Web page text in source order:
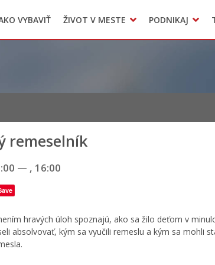
Zmluvy, faktúry a objednávky
VYBAVIŤ ŽIVOT V MESTE
Odpady, verejné priestranstváPODNIKAJ
Accommodation
remeselník
— , 16:00
hravých úloh spoznajú, ako sa žilo deťom v
absolvovať, kým sa vyučili remeslu a kým sa mohli